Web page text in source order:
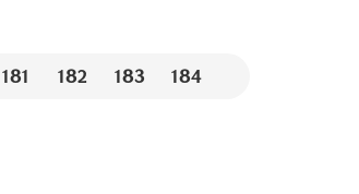
181 182 183
184